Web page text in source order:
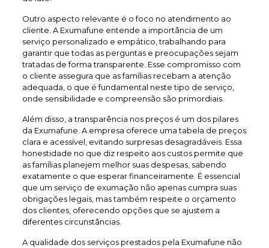
Outro aspecto relevante é o foco no atendimento ao
cliente. A Exumafune entende a importância de um
serviço personalizado e empático, trabalhando para
garantir que todas as perguntas e preocupações sejam
tratadas de forma transparente. Esse compromisso com
o cliente assegura que as famílias recebam a atenção
adequada, o que é fundamental neste tipo de serviço,
onde sensibilidade e compreensão são primordiais.
Além disso, a transparência nos preços é um dos pilares
da Exumafune. A empresa oferece uma tabela de preços
clara e acessível, evitando surpresas desagradáveis. Essa
honestidade no que diz respeito aos custos permite que
as famílias planejem melhor suas despesas, sabendo
exatamente o que esperar financeiramente. É essencial
que um serviço de exumação não apenas cumpra suas
obrigações legais, mas também respeite o orçamento
dos clientes, oferecendo opções que se ajustem a
diferentes circunstâncias.
A qualidade dos serviços prestados pela Exumafune não